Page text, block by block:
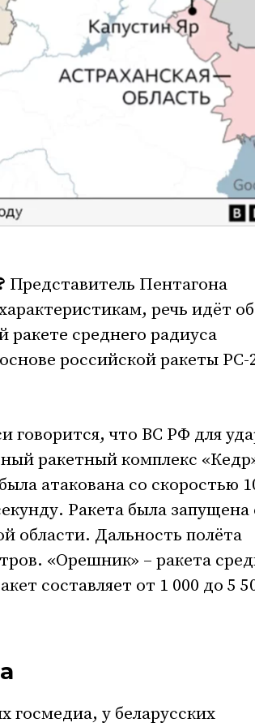
Представитель Пентагона
речь идёт об
ракете среднего радиуса
российской ракеты РС-
говорится, что ВС РФ для
ракетный комплекс
атакована со скоростью
Ракета была запущена
области. Дальность полёта
«Орешник» – ракета
составляет от 1 000 до 5
госмедиа, у беларусских